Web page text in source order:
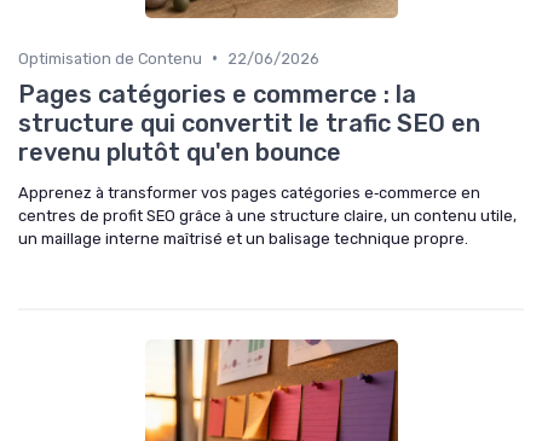
Optimisation de Contenu • 22/06/2026
Pages catégories e commerce : la
structure qui convertit le trafic SEO en
revenu plutôt qu'en bounce
Apprenez à transformer vos pages catégories e‑commerce en
centres de profit SEO grâce à une structure claire, un contenu utile,
un maillage interne maîtrisé et un balisage technique propre.